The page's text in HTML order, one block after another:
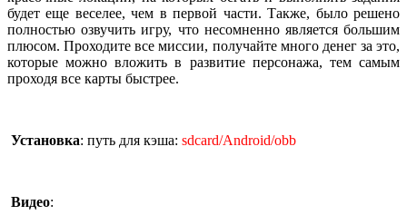
будет еще веселее, чем в первой части. Также, было решено
полностью озвучить игру, что несомненно является большим
плюсом. Проходите все миссии, получайте много денег за это,
которые можно вложить в развитие персонажа, тем самым
проходя все карты быстрее.
Установка: путь для кэша: sdcard/Android/obb
Видео: